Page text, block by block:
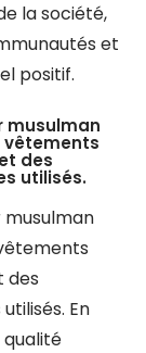
la société,
et
positif.
musulman
vêtements
des
utilisés.
des
En